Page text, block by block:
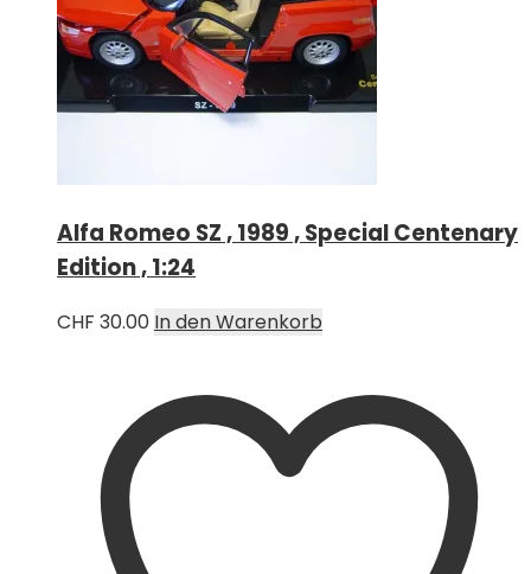
Alfa Romeo SZ , 1989 , Special Centenary
Edition , 1:24
CHF 30.00 In den Warenkorb